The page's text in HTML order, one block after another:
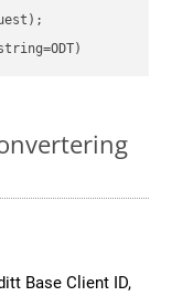
Base Client ID,